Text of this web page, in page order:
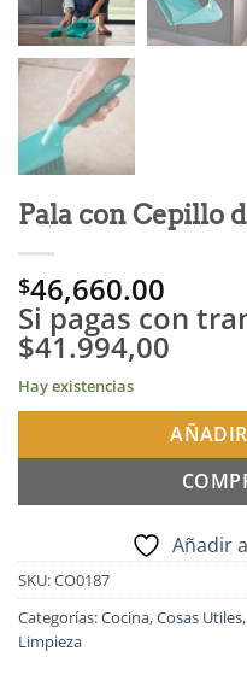
Pala con Cepillo
$46,660.00
Si pagas con
$41.994,00
Hay existencias
Añadir
SKU:CO0187
Categorías:Cocina,Cosas Utiles,
Limpieza